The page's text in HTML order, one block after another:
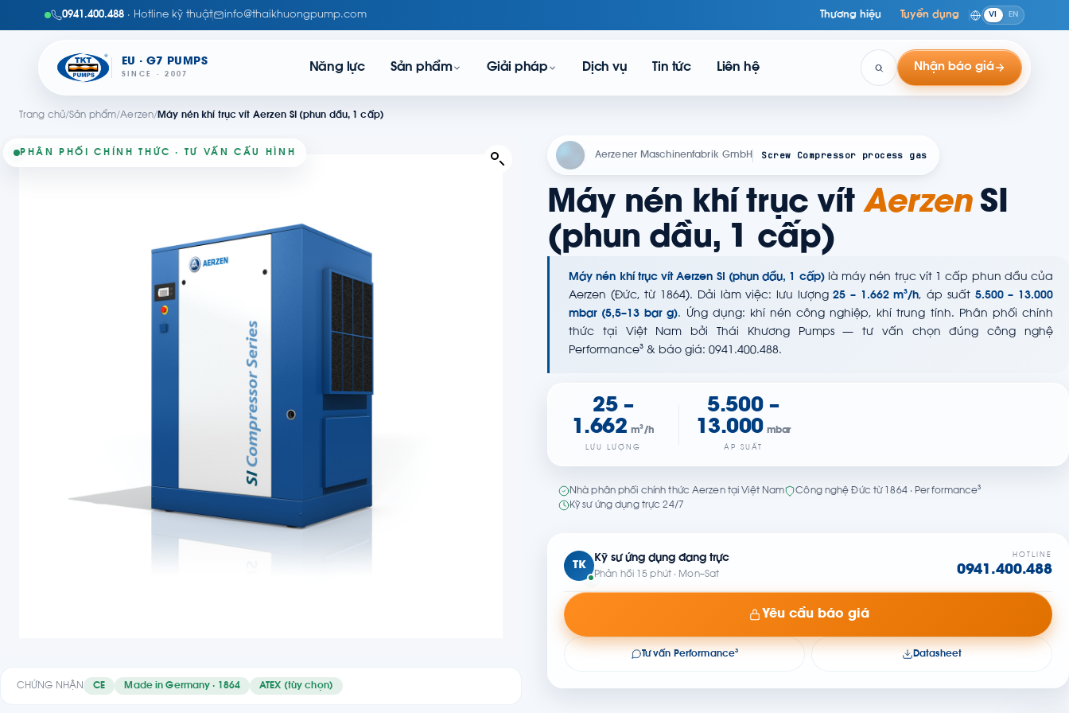
0941.400.488 · Hotline kỹ thuật info@thaikhuongpump.com Thương hiệu Tuyển dụng VI EN
EU · G7 PUMPS
SINCE · 2007
Năng lực Sản phẩm Giải pháp Dịch vụ Tin tức Liên hệ Nhận báo giá
Trang chủ/Sản phẩm/Aerzen/Máy nén khí trục vít Aerzen SI (phun dầu, 1 cấp)
PHÂN PHỐI CHÍNH THỨC · TƯ VẤN CẤU HÌNH
CHỨNG NHẬN CE Made in Germany · 1864 ATEX (tùy chọn)
Aerzener Maschinenfabrik GmbH Screw Compressor process gas
Máy nén khí trục vítAerzenSI
(phun dầu, 1 cấp)
Máy nén khí trục vít Aerzen SI (phun dầu, 1 cấp)là máy nén trục vít 1 cấp phun dầu của
Aerzen (Đức, từ 1864). Dải làm việc: lưu lượng25 – 1.662 m³/h, áp suất 5.500 – 13.000
mbar (5,5–13 bar g). Ứng dụng: khí nén công nghiệp, khí trung tính. Phân phối chính
thức tại Việt Nam bởi Thái Khương Pumps — tư vấn chọn đúng công nghệ
Performance³ & báo giá: 0941.400.488.
25 –
1.662 m³/h
LƯU LƯỢNG
5.500 –
13.000 mbar
ÁP SUẤT
Nhà phân phối chính thức Aerzen tại Việt Nam
Công nghệ Đức từ 1864 · Performance³
Kỹ sư ứng dụng trực 24/7
TK
Kỹ sư ứng dụng đang trực
Phản hồi 15 phút · Mon–Sat
HOTLINE
0941.400.488
Yêu cầu báo giá
Tư vấn Performance³ Datasheet